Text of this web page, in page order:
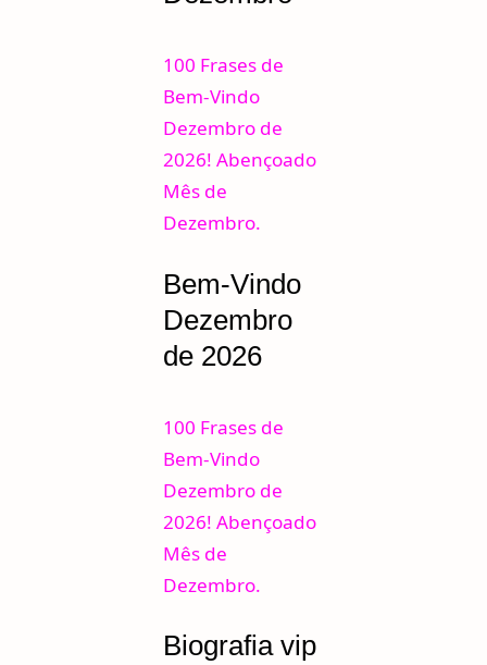
100 Frases de
Bem-Vindo
Dezembro de
2026! Abençoado
Mês de
Dezembro.
Bem-Vindo
Dezembro
de 2026
100 Frases de
Bem-Vindo
Dezembro de
2026! Abençoado
Mês de
Dezembro.
Biografia vip